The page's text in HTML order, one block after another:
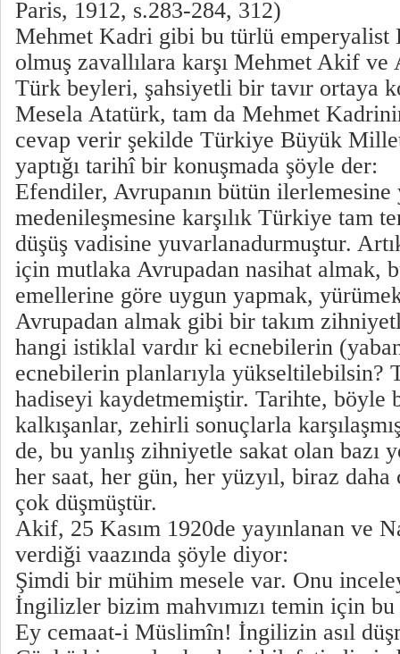
Paris, 1912, s.283-284, 312)
Mehmet Kadri gibi bu türlü emperyalist
olmuş zavallılara karşı Mehmet Akif
Türk beyleri, şahsiyetli bir tavır ortaya
Mesela Atatürk, tam da Mehmet
cevap verir şekilde Türkiye Büyük
yaptığı tarihî bir konuşmada şöyle der:
Efendiler, Avrupanın bütün
medenileşmesine karşılık Türkiye tam
düşüş vadisine yuvarlanadurmuştur.
için mutlaka Avrupadan nasihat almak,
emellerine göre uygun yapmak,
Avrupadan almak gibi bir takım
hangi istiklal vardır ki ecnebilerin
ecnebilerin planlarıyla yükseltilebilsin?
hadiseyi kaydetmemiştir. Tarihte, böyle
kalkışanlar, zehirli sonuçlarla
de, bu yanlış zihniyetle sakat olan bazı
her saat, her gün, her yüzyıl, biraz
çok düşmüştür.
Akif, 25 Kasım 1920de yayınlanan ve
verdiği vaazında şöyle diyor:
Şimdi bir mühim mesele var. Onu
İngilizler bizim mahvımızı temin için
Ey cemaat-i Müslimîn! İngilizin asıl